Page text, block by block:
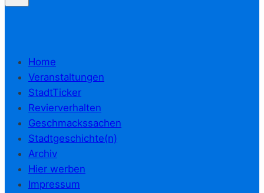
Home
Veranstaltungen
StadtTicker
Revierverhalten
Geschmackssachen
Stadtgeschichte(n)
Archiv
Hier werben
Impressum